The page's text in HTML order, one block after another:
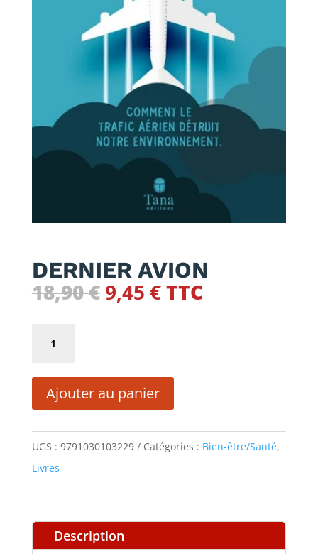
DERNIER AVION
18,90€ Le
18,90 €.
9,45 €Le
9,45 €.
TTC
DERNIER
AVION
Ajouter au panier
UGS : 9791030103229 Catégories : Bien-être/Santé,
Livres
Description